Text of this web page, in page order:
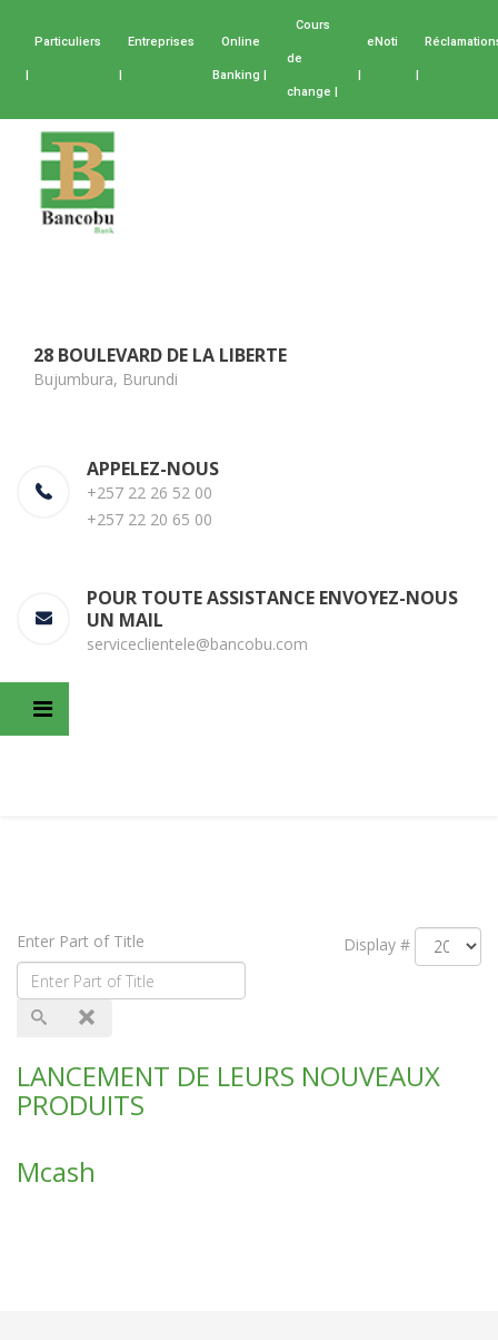
Particuliers
|
Entreprises
|
Online
Banking |
Cours
de
change |
eNoti
| |
28 BOULEVARD DE LA LIBERTE
Bujumbura, Burundi
APPELEZ-NOUS
+257 22 26 52 00
+257 22 20 65 00
POUR TOUTE ASSISTANCE ENVOYEZ-NOUS
UN MAIL
serviceclientele@bancobu.com
Enter Part of Title Display #
LANCEMENT DE LEURS NOUVEAUX
PRODUITS
Mcash